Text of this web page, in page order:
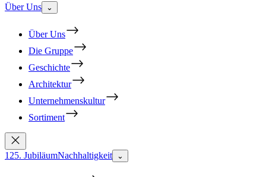
Über Uns ⌄
Über Uns
Die Gruppe
Geschichte
Architektur
Unternehmenskultur
Sortiment
125. JubiläumNachhaltigkeit ⌄